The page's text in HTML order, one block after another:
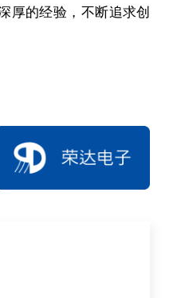
厚的经验，不断追求创